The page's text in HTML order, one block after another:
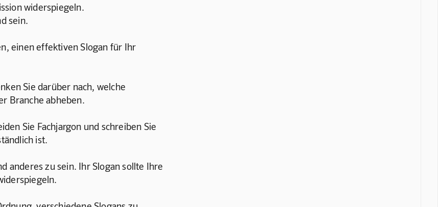
widerspiegeln.
sein.
einen effektiven Slogan für Ihr
Sie darüber nach, welche
Branche abheben.
Sie Fachjargon und schreiben Sie
ist.
anderes zu sein. Ihr Slogan sollte Ihre